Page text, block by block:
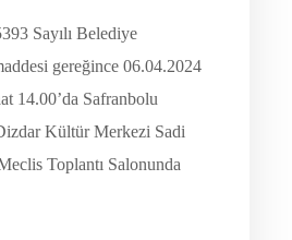
Sayılı Belediye
gereğince 06.04.2024
14.00’da Safranbolu
Kültür Merkezi Sadi
Toplantı Salonunda